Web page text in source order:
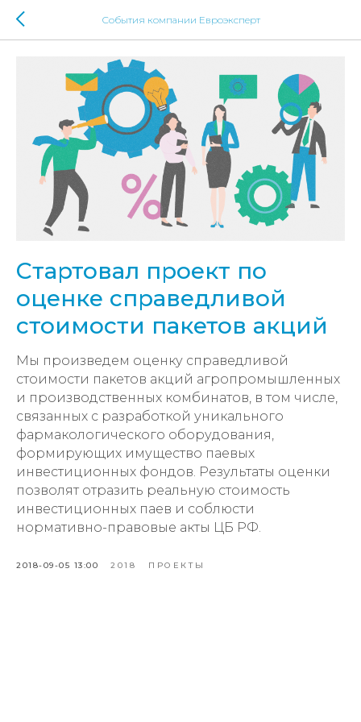
События компании Евроэксперт
Стартовал проект по
оценке справедливой
стоимости пакетов акций
Мы произведем оценку справедливой
стоимости пакетов акций агропромышленных
и производственных комбинатов, в том числе,
связанных с разработкой уникального
фармакологического оборудования,
формирующих имущество паевых
инвестиционных фондов. Результаты оценки
позволят отразить реальную стоимость
инвестиционных паев и соблюсти
нормативно-правовые акты ЦБ РФ.
2018-09-05 13:00 2018 ПРОЕКТЫ